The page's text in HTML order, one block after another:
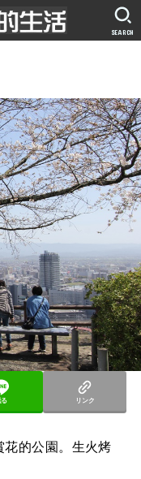
SEARCH
る リンク
的公園。生火烤